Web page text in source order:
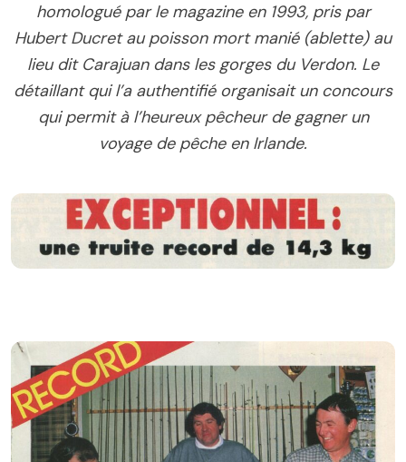
homologué par le magazine en 1993, pris par
Hubert Ducret au poisson mort manié (ablette) au
lieu dit Carajuan dans les gorges du Verdon. Le
détaillant qui l’a authentifié organisait un concours
qui permit à l’heureux pêcheur de gagner un
voyage de pêche en Irlande.